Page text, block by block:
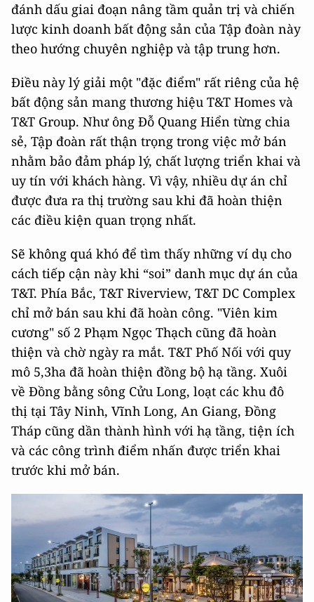
đánh dấu giai đoạn nâng tầm quản trị và chiến
lược kinh doanh bất động sản của Tập đoàn này
theo hướng chuyên nghiệp và tập trung hơn.
Điều này lý giải một "đặc điểm" rất riêng của hệ
bất động sản mang thương hiệu T&T Homes và
T&T Group. Như ông Đỗ Quang Hiển từng chia
sẻ, Tập đoàn rất thận trọng trong việc mở bán
nhằm bảo đảm pháp lý, chất lượng triển khai và
uy tín với khách hàng. Vì vậy, nhiều dự án chỉ
được đưa ra thị trường sau khi đã hoàn thiện
các điều kiện quan trọng nhất.
Sẽ không quá khó để tìm thấy những ví dụ cho
cách tiếp cận này khi “soi” danh mục dự án của
T&T. Phía Bắc, T&T Riverview, T&T DC Complex
chỉ mở bán sau khi đã hoàn công. "Viên kim
cương" số 2 Phạm Ngọc Thạch cũng đã hoàn
thiện và chờ ngày ra mắt. T&T Phố Nối với quy
mô 5,3ha đã hoàn thiện đồng bộ hạ tầng. Xuôi
về Đồng bằng sông Cửu Long, loạt các khu đô
thị tại Tây Ninh, Vĩnh Long, An Giang, Đồng
Tháp cũng dần thành hình với hạ tầng, tiện ích
và các công trình điểm nhấn được triển khai
trước khi mở bán.